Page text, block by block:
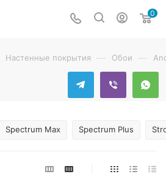
0
Настенные покрытия — Обои —
Spectrum Max Spectrum Plus